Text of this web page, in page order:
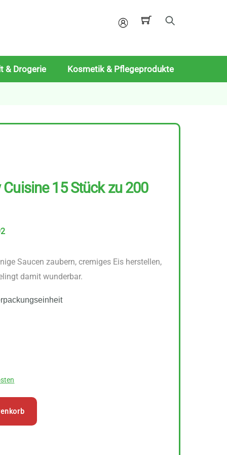
Mein
& Drogerie Kosmetik & Pflegeprodukte
15 Stück zu 200
Saucen zaubern, cremiges Eis herstellen,
damit wunderbar.